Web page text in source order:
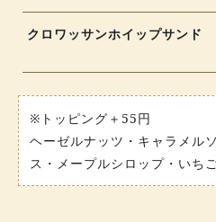
クロワッサンホイップサンド
※トッピング＋55円
ヘーゼルナッツ・キャラメル
ス・メープルシロップ・いち